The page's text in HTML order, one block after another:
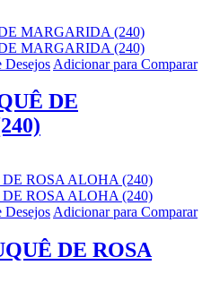
Desejos Adicionar para Comparar
DE
Desejos Adicionar para Comparar
DE ROSA